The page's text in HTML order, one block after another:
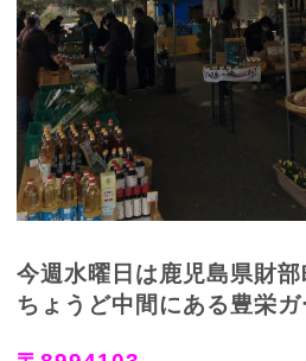
今週水曜日は鹿児島県財
ちょうど中間にある豊栄